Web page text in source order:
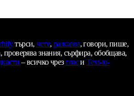
търси,чете, разказва, говори, пише,
проверява знания, сърфира, обобщава,
– всичко чрезгласиText-to-